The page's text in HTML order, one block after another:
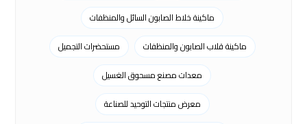
ماكينة خلاط الصابون السائل والمنظفات
ماكينة قلاب الصابون والمنظفات
مستحضرات التجميل
معدات مصنع مسحوق الغسيل
معرض منتجات التوحيد للصناعة